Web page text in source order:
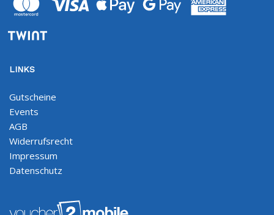
LINKS
Gutscheine
Events
AGB
Widerrufsrecht
Impressum
Datenschutz